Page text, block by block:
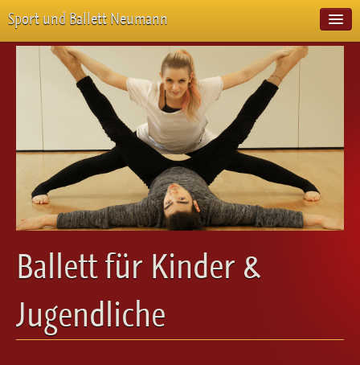
Sport und Ballett Neumann
Start
Neuigkeiten
Über Uns
Veranstaltungen
Emotion Pur
Meisterschaften
Projekte
Vorstellungen
Workshops
Galerie
Kontakt
Videos
Ballett für Kinder &
Jugendliche